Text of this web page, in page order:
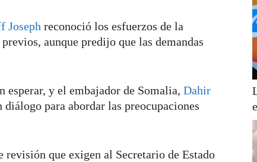
Joseph reconoció los esfuerzos de la
aunque predijo que las demandas
esperar, y el embajador de Somalia, Dahir
para abordar las preocupaciones
que exigen al Secretario de Estado